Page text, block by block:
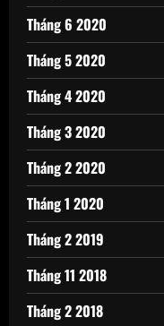
Tháng 6 2020
Tháng 5 2020
Tháng 4 2020
Tháng 3 2020
Tháng 2 2020
Tháng 1 2020
Tháng 2 2019
Tháng 11 2018
Tháng 2 2018